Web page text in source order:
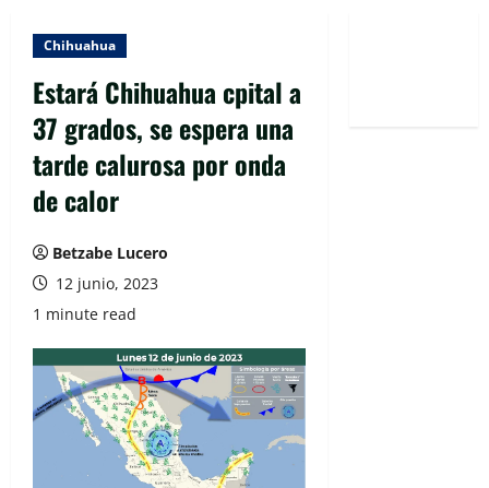
Chihuahua
Estará Chihuahua cpital a
37 grados, se espera una
tarde calurosa por onda
de calor
Betzabe Lucero
12 junio, 2023
1 minute read